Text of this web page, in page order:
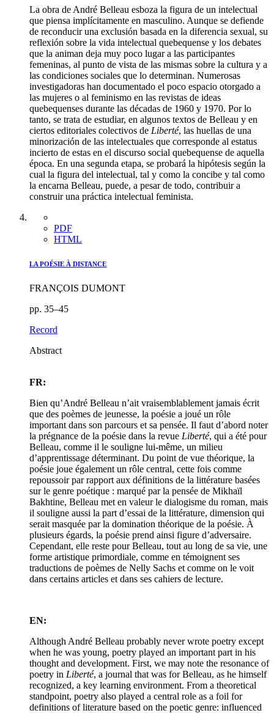
La obra de André Belleau esboza la figura de un intelectual
que piensa implícitamente en masculino. Aunque se defiende
de reconducir una exclusión basada en la diferencia sexual, su
reflexión sobre la vida intelectual quebequense y los debates
que la animan deja muy poco lugar a las participantes
femeninas, al punto de vista de las mismas sobre la cultura y a
las condiciones sociales que lo determinan. Numerosas
investigadoras han documentado el poco espacio otorgado a
las mujeres o al feminismo en las revistas de ideas
quebequenses durante las décadas de 1960 y 1970. Por lo
tanto, se trata de estudiar, en algunos textos de Belleau y en
ciertos editoriales colectivos de Liberté, las huellas de una
minorización de las intelectuales que corresponde al estatus
incierto de estas en el discurso social quebequense de aquella
época. En una segunda etapa, se probará la hipótesis según la
cual la figura del intelectual, tal y como la concibe y tal como
la encarna Belleau, puede, a pesar de todo, contribuir a
construir una práctica intelectual feminista.
PDF
HTML
LA POÉSIE À DISTANCE
FRANÇOIS DUMONT
pp. 35–45
Record
Abstract
FR:
Bien qu’André Belleau n’ait vraisemblablement jamais écrit
que des poèmes de jeunesse, la poésie a joué un rôle
important dans son parcours et sa pensée. Il faut d’abord noter
la prégnance de la poésie dans la revue Liberté, qui a été pour
Belleau, comme il le souligne lui-même, un milieu
d’apprentissage déterminant. Du point de vue théorique, la
poésie joue également un rôle central, cette fois comme
repoussoir par rapport aux définitions de la littérature basées
sur le genre poétique : marqué par la pensée de Mikhaïl
Bakhtine, Belleau met en valeur le dialogisme du roman, mais
il souligne aussi la part d’essai de la littérature, dimension qui
serait masquée par la domination théorique de la poésie. À
plusieurs égards, la poésie prend ainsi figure d’adversaire.
Cependant, elle reste pour Belleau, tout au long de sa vie, une
forme artistique primordiale, comme en témoignent ses
traductions de poèmes de Nelly Sachs et comme on le voit
dans certains articles et dans ses cahiers de lecture.
EN:
Although André Belleau probably never wrote poetry except
when he was young, poetry played an important part in his
thought and development. First, we may note the resonance of
poetry in Liberté, a journal that was for Belleau, as he himself
recognized, a key learning environment. From a theoretical
standpoint, poetry also played a central role as a foil for
definitions of literature based on the poetic genre: influenced